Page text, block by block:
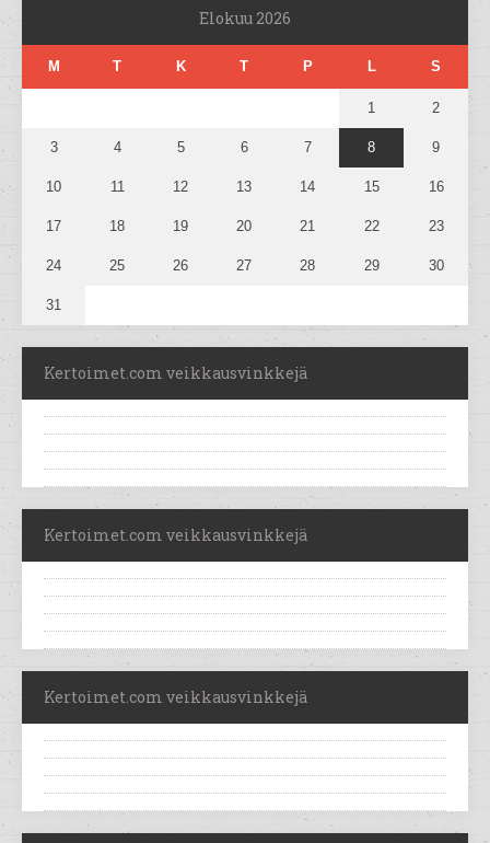
Elokuu 2026
M T K T P L S
1 2
3 4 5 6 7 8 9
10 11 12 13 14 15 16
17 18 19 20 21 22 23
24 25 26 27 28 29 30
31
Kertoimet.com veikkausvinkkejä
Kertoimet.com veikkausvinkkejä
Kertoimet.com veikkausvinkkejä